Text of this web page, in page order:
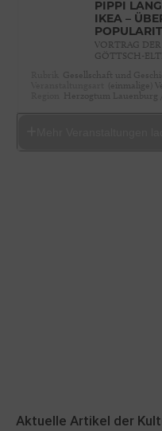
PIPPI
IKEA –
VORTRAG
GÖTTSCH-
Aktuelle Artikel der